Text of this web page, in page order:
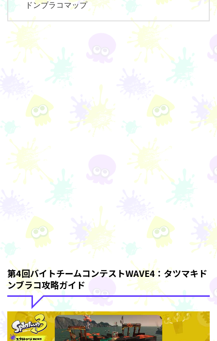
ドンブラコマップ
第4回バイトチームコンテストWAVE4：タツマキド
ンブラコ攻略ガイド